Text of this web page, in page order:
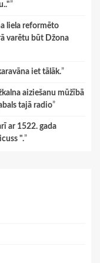
”
liela reformēto
varētu būt Džona
iet tālāk.”
aiziešanu mūžībā
tajā radio”
ar 1522. gada
".”